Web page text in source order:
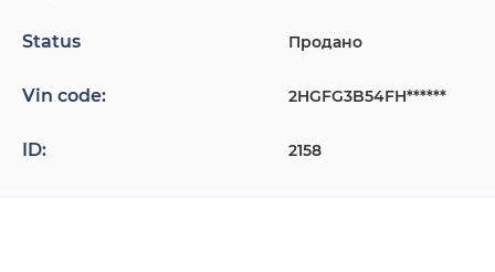
Status Продано
Vin code: 2HGFG3B54FH******
ID: 2158